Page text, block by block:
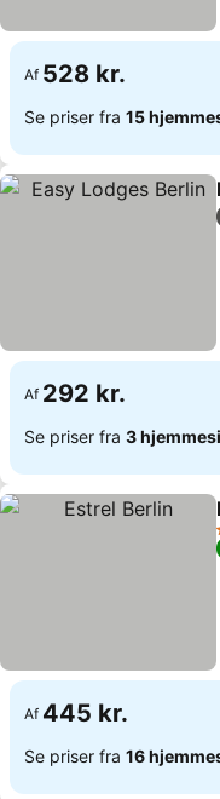
Af 528 kr.
Se priser fra 15
Af 292 kr.
Se priser fra 3
Af 445 kr.
Se priser fra 16